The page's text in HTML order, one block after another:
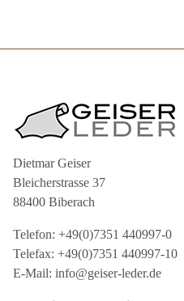
Dietmar Geiser
Bleicherstrasse 37
88400 Biberach
Telefon: +49(0)7351 440997-0
Telefax: +49(0)7351 440997-10
E-Mail: info@geiser-leder.de